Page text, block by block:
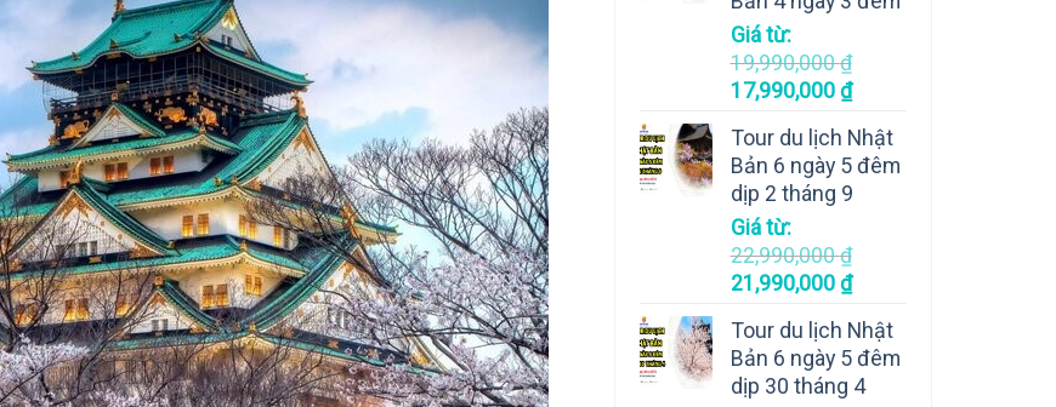
Giá từ:
19,990,000₫
17,990,000₫
Tour du lịch Nhật
Bản 6 ngày 5 đêm
dịp 2 tháng 9
Giá từ:
22,990,000₫
21,990,000₫
Tour du lịch Nhật
Bản 6 ngày 5 đêm
dịp 30 tháng 4